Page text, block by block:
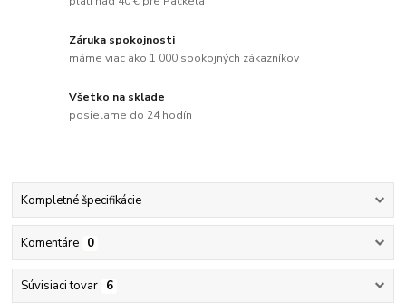
Záruka spokojnosti
máme viac ako 1 000 spokojných zákazníkov
Všetko na sklade
posielame do 24 hodín
Kompletné špecifikácie
Komentáre 0
Súvisiaci tovar 6